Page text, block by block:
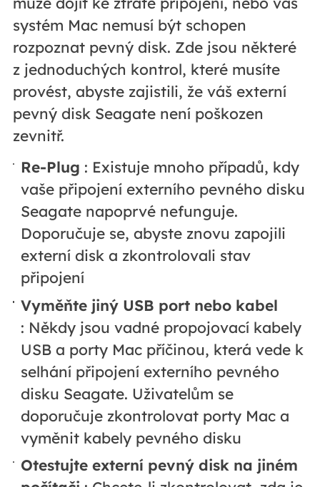
systém Mac nemusí být schopen
rozpoznat pevný disk. Zde jsou některé
z jednoduchých kontrol, které musíte
provést, abyste zajistili, že váš externí
pevný disk Seagate není poškozen
zevnitř.
Re-Plug : Existuje mnoho případů, kdy
vaše připojení externího pevného disku
Seagate napoprvé nefunguje.
Doporučuje se, abyste znovu zapojili
externí disk a zkontrolovali stav
připojení
Vyměňte jiný USB port nebo kabel
: Někdy jsou vadné propojovací kabely
USB a porty Mac příčinou, která vede k
selhání připojení externího pevného
disku Seagate. Uživatelům se
doporučuje zkontrolovat porty Mac a
vyměnit kabely pevného disku
Otestujte externí pevný disk na jiném